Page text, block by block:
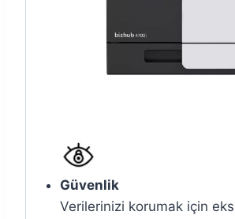
Güvenlik
Verilerinizi korumak için